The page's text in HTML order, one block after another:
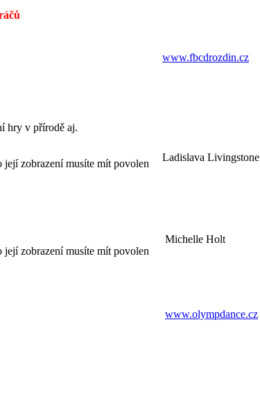
www.fbcdrozdin.cz
hry v přírodě aj.
její zobrazení musíte mít povolen
Ladislava Livingstone
její zobrazení musíte mít povolen
Michelle Holt
www.olympdance.cz